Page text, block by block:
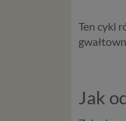
Ten cykl
Jak